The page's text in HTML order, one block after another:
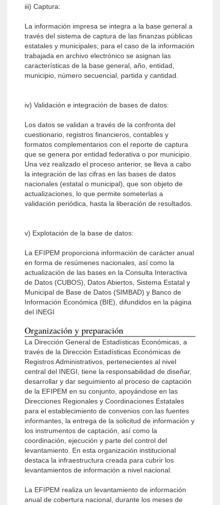
iii) Captura:
La información impresa se integra a la base general a
través del sistema de captura de las finanzas públicas
estatales y municipales; para el caso de la información
trabajada en archivo electrónico se asignan las
características de la base general, año, entidad,
municipio, número secuencial, partida y cantidad.
iv) Validación e integración de bases de datos:
Los datos se validan a través de la confronta del
cuestionario, registros financieros, contables y
formatos complementarios con el reporte de captura
que se genera por entidad federativa o por municipio.
Una vez realizado el proceso anterior, se lleva a cabo
la integración de las cifras en las bases de datos
nacionales (estatal o municipal), que son objeto de
actualizaciones, lo que permite someterlas a
validación periódica, hasta la liberación de resultados.
v) Explotación de la base de datos:
La EFIPEM proporciona información de carácter anual
en forma de resúmenes nacionales, así como la
actualización de las bases en la Consulta Interactiva
de Datos (CUBOS), Datos Abiertos, Sistema Estatal y
Municipal de Base de Datos (SIMBAD) y Banco de
Información Económica (BIE), difundidos en la página
del INEGI
Organización y preparación
La Dirección General de Estadísticas Económicas, a
través de la Dirección Estadísticas Económicas de
Registros Administrativos, pertenecientes al nivel
central del INEGI, tiene la responsabilidad de diseñar,
desarrollar y dar seguimiento al proceso de captación
de la EFIPEM en su conjunto, apoyándose en las
Direcciones Regionales y Coordinaciones Estatales
para el establecimiento de convenios con las fuentes
informantes, la entrega de la solicitud de información y
los instrumentos de captación, así como la
coordinación, ejecución y parte del control del
levantamiento. En esta organización institucional
destaca la infraestructura creada para cubrir los
levantamientos de información a nivel nacional.
La EFIPEM realiza un levantamiento de información
anual de cobertura nacional, durante los meses de